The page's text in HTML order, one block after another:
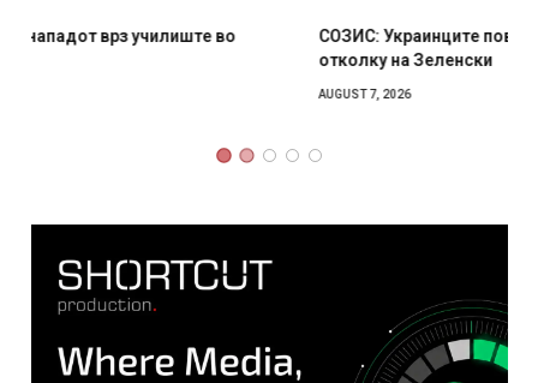
СОЗИС: Украинците повеќе им веруваат на генералите